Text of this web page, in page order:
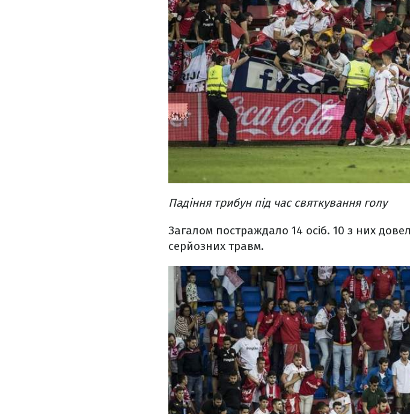
Падіння трибун під час святкування голу
Загалом постраждало 14 осіб. 10 з них
серйозних травм.